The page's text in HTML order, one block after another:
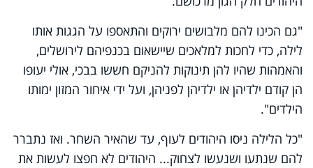
"גם הכינו להם מלבושים ירוקים והתאספו על הגגות אותו
לילה, כדי לחכות למלאכים שיישאום בכנפיהם לירושלים,
והאמהות שהיו להן תינוקות להניקם חששו בבכי, אולי יעופו
הן קודם ילדיהן או ילדיהן לפניהן, ועל ידי איחור המזון ימותו
הילדים".
"כל הלילה ניסו היהודים לעוף, עד שהאיר השחר. ואז נתברר
להם שנתעו ושנעשו לצחוק... היהודים לא חפצו לעשות את